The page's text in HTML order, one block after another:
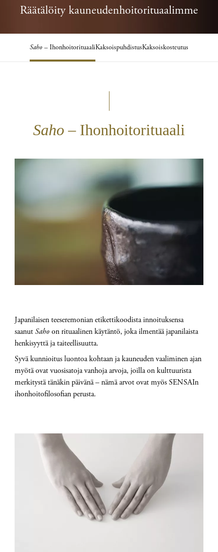
Räätälöity kauneudenhoitorituaalimme
Saho – IhonhoitorituaaliKaksoispuhdistusKaksoiskosteutus
Saho – Ihonhoitorituaali
Japanilaisen teeseremonian etikettikoodista innoituksensa
saanutSahoon rituaalinen käytäntö, joka ilmentää japanilaista
henkisyyttä ja taiteellisuutta.
Syvä kunnioitus luontoa kohtaan ja kauneuden vaaliminen ajan
myötä ovat vuosisatoja vanhoja arvoja, joilla on kulttuurista
merkitystä tänäkin päivänä – nämä arvot ovat myös SENSAIn
ihonhoitofilosofian perusta.